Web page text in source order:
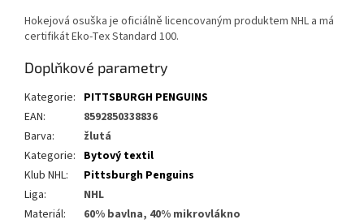
Hokejová osuška je oficiálně licencovaným produktem NHL a má
certifikát Eko-Tex Standard 100.
Doplňkové parametry
Kategorie: PITTSBURGH PENGUINS
EAN:
8592850338836
Barva:
žlutá
Kategorie: Bytový textil
Klub NHL:
Pittsburgh Penguins
Liga:
NHL
Materiál:
60% bavlna, 40% mikrovlákno